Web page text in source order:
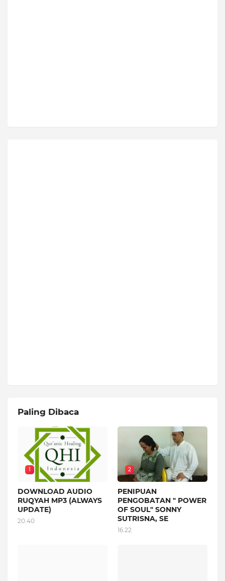
Paling Dibaca
1
DOWNLOAD AUDIO
RUQYAH MP3 (ALWAYS
UPDATE)
20.40
2
PENIPUAN
PENGOBATAN " POWER
OF SOUL" SONNY
SUTRISNA, SE
16.22